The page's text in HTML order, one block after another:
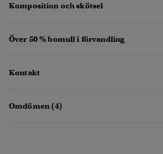
Komposition och skötsel
Över 50 % bomull i förvandling
Kontakt
Omdömen (4)